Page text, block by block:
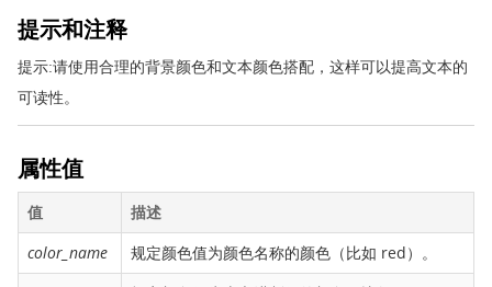
border-image-repeat
border-image-slice
border-image-source
border-image-width
border-left
border-left-color
border-left-style
border-left-width
提示和注释
提示:请使用合理的背景颜色和文本颜色搭配，这样可以提高文本的
可读性。
属性值
值
描述
color_name
规定颜色值为颜色名称的颜色（比如 red）。